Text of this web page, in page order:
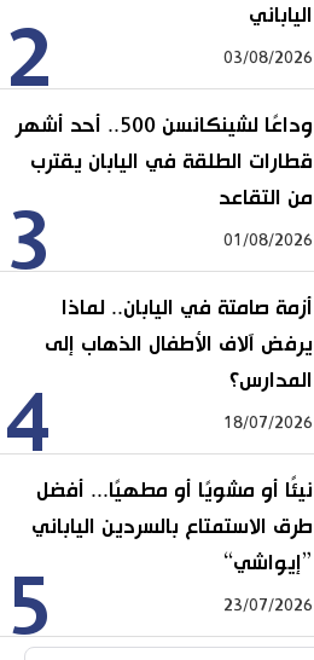
2
الياباني
03/08/2026
3
وداعًا لشينكانسن 500.. أحد أشهر
قطارات الطلقة في اليابان يقترب
من التقاعد
01/08/2026
4
أزمة صامتة في اليابان.. لماذا
يرفض آلاف الأطفال الذهاب إلى
المدارس؟
18/07/2026
5
نيئًا أو مشويًا أو مطهيًا... أفضل
طرق الاستمتاع بالسردين الياباني
”إيواشي“
23/07/2026